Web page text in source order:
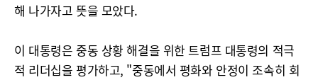
해 나가자고 뜻을 모았다.
이 대통령은 중동 상황 해결을 위한 트럼프 대통령의 적극
적 리더십을 평가하고, "중동에서 평화와 안정이 조속히 회